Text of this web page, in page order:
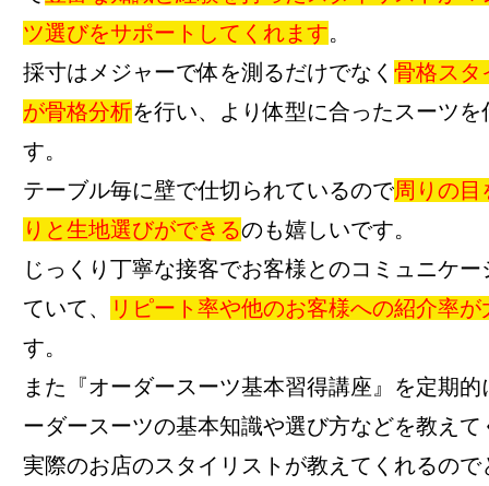
ツ選びをサポートしてくれます。
採寸はメジャーで体を測るだけでなく 骨格スタ
が骨格分析を行い、より体型に合ったスーツを
す。
テーブル毎に壁で仕切られているので周りの目
りと生地選びができるのも嬉しいです。
じっくり丁寧な接客でお客様とのコミュニケ
ていて、
リピート率や他のお客様への紹介率が
す。
また『オーダースーツ基本習得講座』を定期
ーダースーツの基本知識や選び方などを教えて
実際のお店のスタイリストが教えてくれるの